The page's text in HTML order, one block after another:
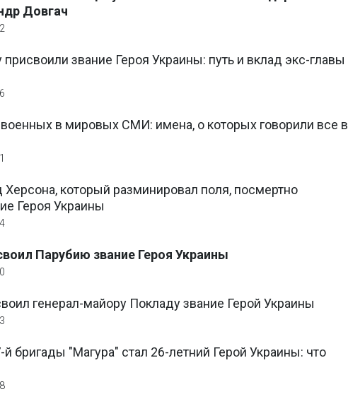
Довгач
звание Героя Украины: путь и вклад экс-главы
военных в мировых СМИ: имена, о которых говорили все в
который разминировал поля, посмертно
Героя Украины
Парубию звание Героя Украины
генерал-майору Покладу звание Герой Украины
бригады "Магура" стал 26-летний Герой Украины: что